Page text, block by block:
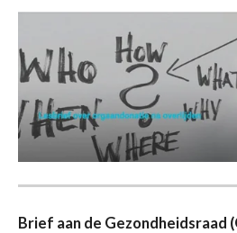
Brief aan de Gezondheidsraad